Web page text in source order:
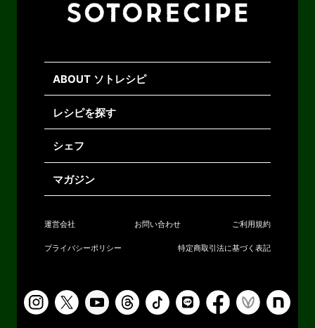
ABOUT ソトレシピ
レシピを探す
シェフ
マガジン
運営会社 お問い合わせ ご利用規約
プライバシーポリシー 特定商取引法に基づく表記